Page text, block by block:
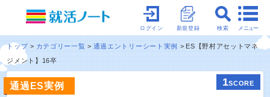
メニュー
検索
新規登録
ログイン
トップ カテゴリー一覧 通過エントリーシート実例
ES【野村アセットマネ
ジメント】16卒
通過ES実例 1SCORE